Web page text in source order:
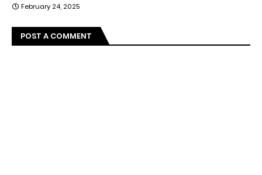
February 24, 2025
POST A COMMENT